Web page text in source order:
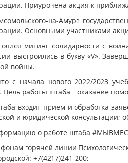
Приурочена акция к
на-Амуре
Основными участниками
митинг солидарности с
выстроились в букву «V».
войны.
с начала нового 2022/2023
. Цель работы штаба – оказание
входит приём и обработка
и юридической консультации;
о работе штаба
горячей линии
+7(4217)241-200;